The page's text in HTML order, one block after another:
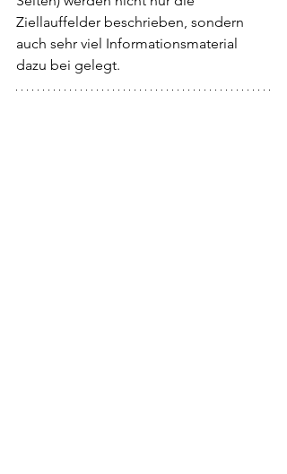
Ziellauffelder beschrieben, sondern
auch sehr viel Informationsmaterial
dazu bei gelegt.